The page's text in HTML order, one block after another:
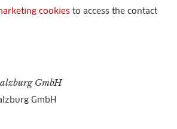
cookies to access the contact
GmbH
GmbH